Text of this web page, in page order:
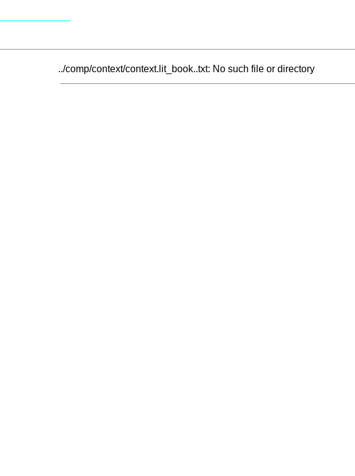
../comp/context/context.lit_book..txt: No such file or directory